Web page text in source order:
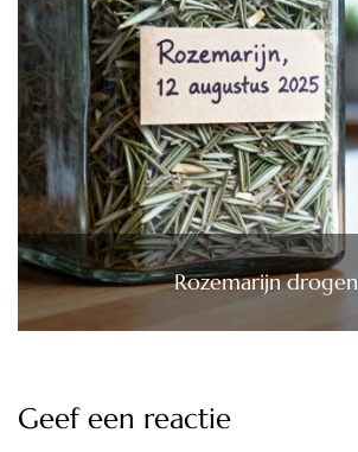
Rozemarijn drogen
Geef een reactie